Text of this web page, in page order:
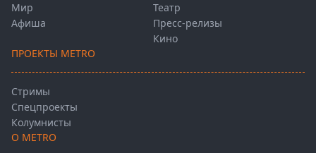
Мир
Афиша
Театр
Пресс-релизы
Кино
ПРОЕКТЫ METRO
Стримы
Спецпроекты
Колумнисты
О METRO